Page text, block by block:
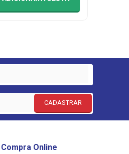
CADASTRAR
Online